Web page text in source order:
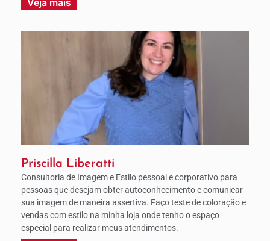
Veja mais
Priscilla Liberatti
Consultoria de Imagem e Estilo pessoal e corporativo para
pessoas que desejam obter autoconhecimento e comunicar
sua imagem de maneira assertiva. Faço teste de coloração e
vendas com estilo na minha loja onde tenho o espaço
especial para realizar meus atendimentos.